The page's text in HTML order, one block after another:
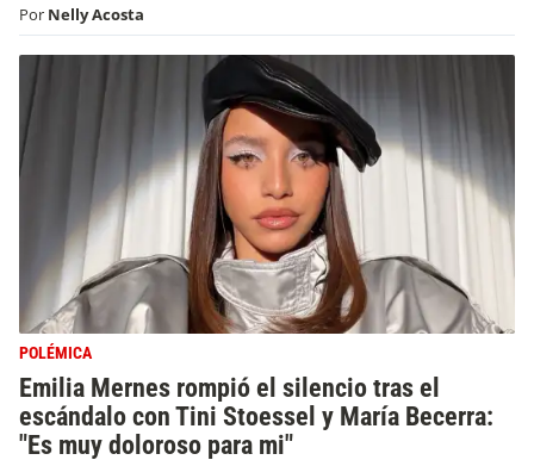
Por Nelly Acosta
POLÉMICA
Emilia Mernes rompió el silencio tras el
escándalo con Tini Stoessel y María Becerra:
"Es muy doloroso para mi"